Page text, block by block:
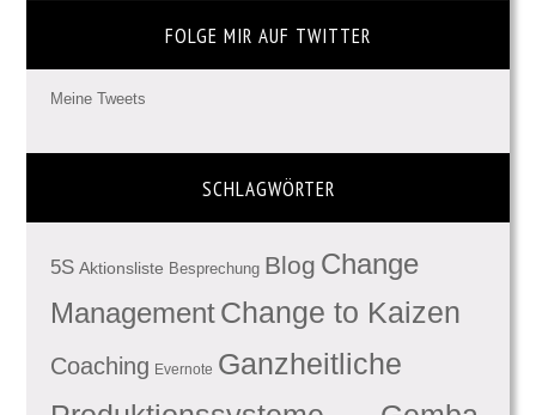
FOLGE MIR AUF TWITTER
Meine Tweets
SCHLAGWÖRTER
5S Aktionsliste Besprechung Blog Change
ManagementChange to Kaizen
Coaching Evernote Ganzheitliche